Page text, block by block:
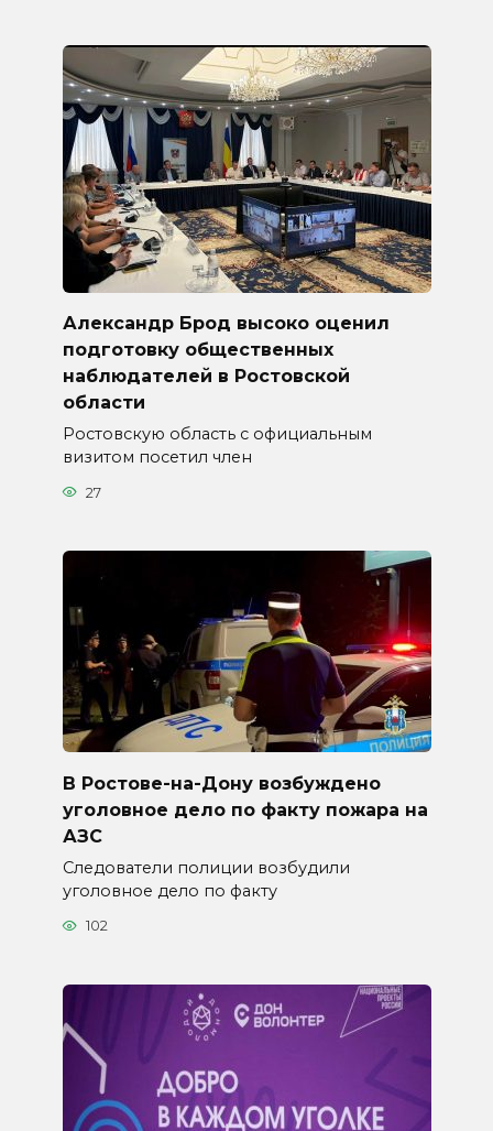
Александр Брод высоко оценил
подготовку общественных
наблюдателей в Ростовской
области
Ростовскую область с официальным
визитом посетил член
27
В Ростове-на-Дону возбуждено
уголовное дело по факту пожара на
АЗС
Следователи полиции возбудили
уголовное дело по факту
102